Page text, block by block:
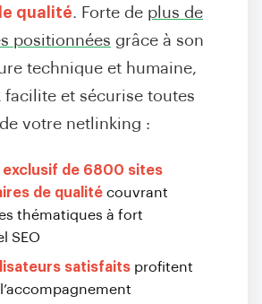
qualité. Forte de plus de
positionnées grâce à son
technique et humaine,
facilite et sécurise toutes
votre netlinking :
exclusif de 6800 sites
de qualité couvrant
thématiques à fort
SEO
satisfaits profitent